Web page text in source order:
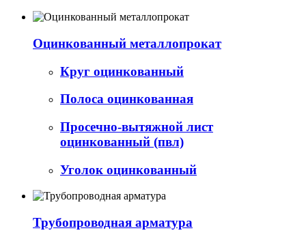
Оцинкованный металлопрокат
Круг оцинкованный
Полоса оцинкованная
Просечно-вытяжной лист
оцинкованный (пвл)
Уголок оцинкованный
Трубопроводная арматура